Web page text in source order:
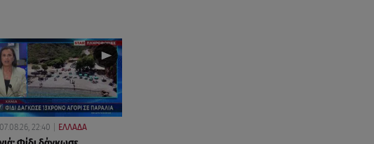
07.08.26, 22:40 ΕΛΛΑΔΑ